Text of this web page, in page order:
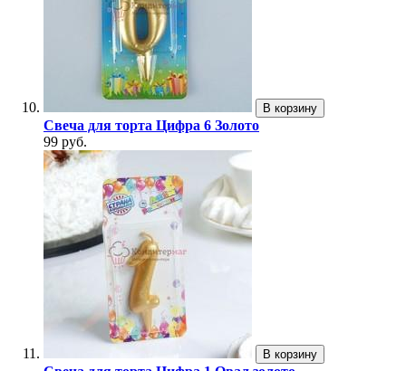
В корзину
Свеча для торта Цифра 6 Золото
99 руб.
В корзину